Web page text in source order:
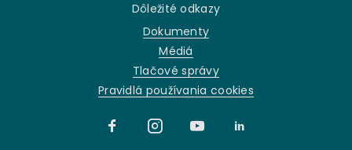
Dôležité odkazy
Dokumenty
Médiá
Tlačové správy
Pravidlá používania cookies